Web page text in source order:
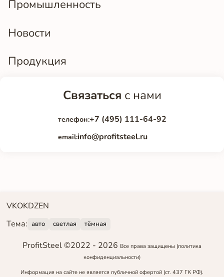
Промышленность
Новости
Продукция
Связаться с нами
телефон:+7 (495) 111-64-92
email:info@profitsteel.ru
VKOKDZEN
Тема: авто светлая тёмная
ProfitSteel ©2022 - 2026 Все права защищены (политика
конфиденциальности)
Информация на сайте не является публичной офертой (ст. 437 ГК РФ).